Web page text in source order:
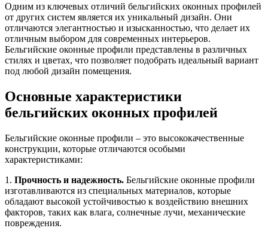
Одним из ключевых отличий бельгийских оконных профилей
от других систем является их уникальный дизайн. Они
отличаются элегантностью и изысканностью, что делает их
отличным выбором для современных интерьеров.
Бельгийские оконные профили представлены в различных
стилях и цветах, что позволяет подобрать идеальный вариант
под любой дизайн помещения.
Основные характеристики
бельгийских оконных профилей
Бельгийские оконные профили – это высококачественные
конструкции, которые отличаются особыми
характеристиками:
1. Прочность и надежность. Бельгийские оконные профили
изготавливаются из специальных материалов, которые
обладают высокой устойчивостью к воздействию внешних
факторов, таких как влага, солнечные лучи, механические
повреждения.